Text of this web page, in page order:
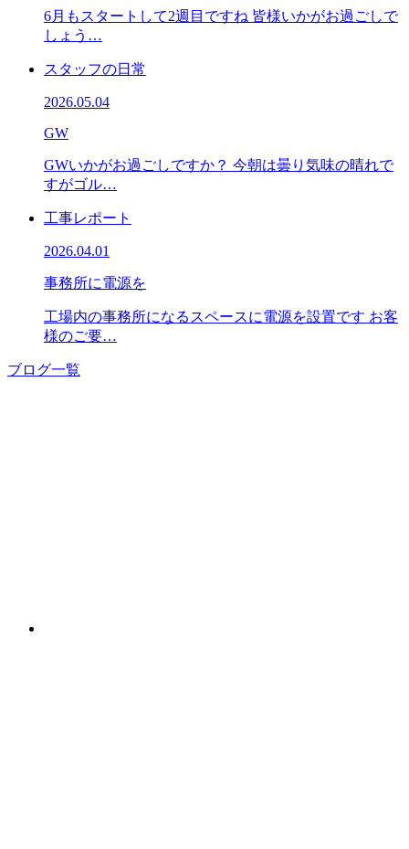
6月もスタートして2週目ですね 皆様いかがお過ごしで
しょう…
スタッフの日常
2026.05.04
GW
GWいかがお過ごしですか？ 今朝は曇り気味の晴れで
すがゴル…
工事レポート
2026.04.01
事務所に電源を
工場内の事務所になるスペースに電源を設置です お客
様のご要…
ブログ一覧